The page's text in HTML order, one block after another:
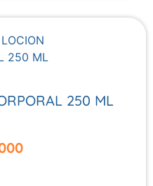
250 ML